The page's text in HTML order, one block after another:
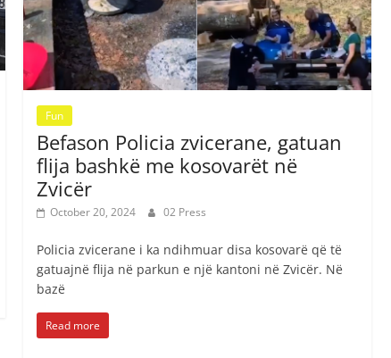
Fun
Befason Policia zvicerane, gatuan
flija bashkë me kosovarët në
Zvicër
October 20, 2024 02 Press
Policia zvicerane i ka ndihmuar disa kosovarë që të
gatuajnë flija në parkun e një kantoni në Zvicër. Në
bazë
Read more